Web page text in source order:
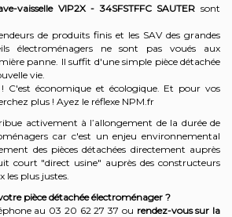
vaisselle VIP2X - 34SFSTFFC SAUTER sont
de produits finis et les SAV des grandes
électroménagers ne sont pas voués aux
panne. Il suffit d'une simple pièce détachée
vie.
C'est économique et écologique. Et pour vos
plus ! Ayez le réflexe NPM.fr
activement à l’allongement de la durée de
car c'est un enjeu environnemental
des pièces détachées directement auprès
court "direct usine" auprès des constructeurs
les plus justes.
pièce détachée électroménager ?
au 03 20 62 27 37 ou rendez-vous sur la